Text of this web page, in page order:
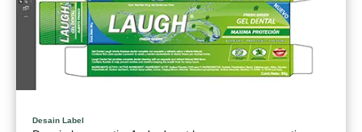
Desain Label